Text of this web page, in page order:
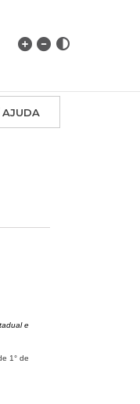
AJUDA
e
1° de